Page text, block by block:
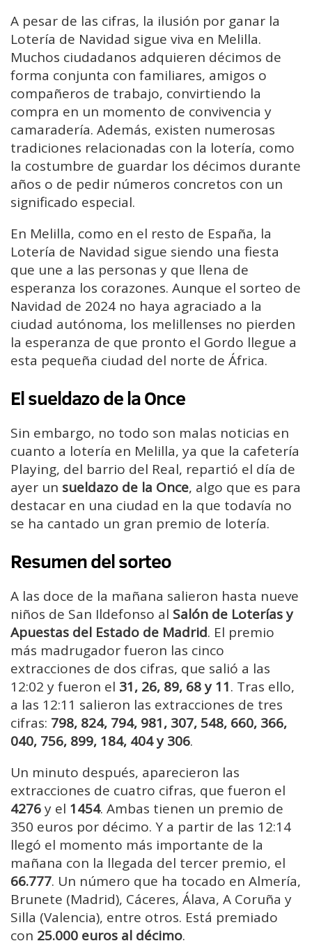
A pesar de las cifras, la ilusión por ganar la
Lotería de Navidad sigue viva en Melilla.
Muchos ciudadanos adquieren décimos de
forma conjunta con familiares, amigos o
compañeros de trabajo, convirtiendo la
compra en un momento de convivencia y
camaradería. Además, existen numerosas
tradiciones relacionadas con la lotería, como
la costumbre de guardar los décimos durante
años o de pedir números concretos con un
significado especial.
En Melilla, como en el resto de España, la
Lotería de Navidad sigue siendo una fiesta
que une a las personas y que llena de
esperanza los corazones. Aunque el sorteo de
Navidad de 2024 no haya agraciado a la
ciudad autónoma, los melillenses no pierden
la esperanza de que pronto el Gordo llegue a
esta pequeña ciudad del norte de África.
El sueldazo de la Once
Sin embargo, no todo son malas noticias en
cuanto a lotería en Melilla, ya que la cafetería
Playing, del barrio del Real, repartió el día de
ayer un sueldazo de la Once, algo que es para
destacar en una ciudad en la que todavía no
se ha cantado un gran premio de lotería.
Resumen del sorteo
A las doce de la mañana salieron hasta nueve
niños de San Ildefonso al Salón de Loterías y
Apuestas del Estado de Madrid. El premio
más madrugador fueron las cinco
extracciones de dos cifras, que salió a las
12:02 y fueron el 31, 26, 89, 68 y 11. Tras ello,
a las 12:11 salieron las extracciones de tres
cifras: 798, 824, 794, 981, 307, 548, 660, 366,
040, 756, 899, 184, 404 y 306.
Un minuto después, aparecieron las
extracciones de cuatro cifras, que fueron el
4276y el 1454. Ambas tienen un premio de
350 euros por décimo. Y a partir de las 12:14
llegó el momento más importante de la
mañana con la llegada del tercer premio, el
66.777. Un número que ha tocado en Almería,
Brunete (Madrid), Cáceres, Álava, A Coruña y
Silla (Valencia), entre otros. Está premiado
con 25.000 euros al décimo.